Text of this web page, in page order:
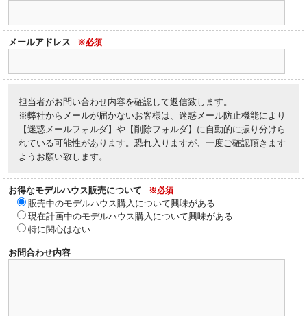
メールアドレス ※必須
担当者がお問い合わせ内容を確認して返信致します。
※弊社からメールが届かないお客様は、迷惑メール防止機能により
【迷惑メールフォルダ】や【削除フォルダ】に自動的に振り分けら
れている可能性があります。恐れ入りますが、一度ご確認頂きます
ようお願い致します。
お得なモデルハウス販売について ※必須
販売中のモデルハウス購入について興味がある
現在計画中のモデルハウス購入について興味がある
特に関心はない
お問合わせ内容